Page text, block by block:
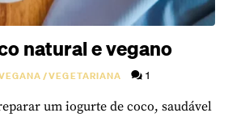
natural e vegano
/VEGETARIANA 1
um iogurte de coco, saudável